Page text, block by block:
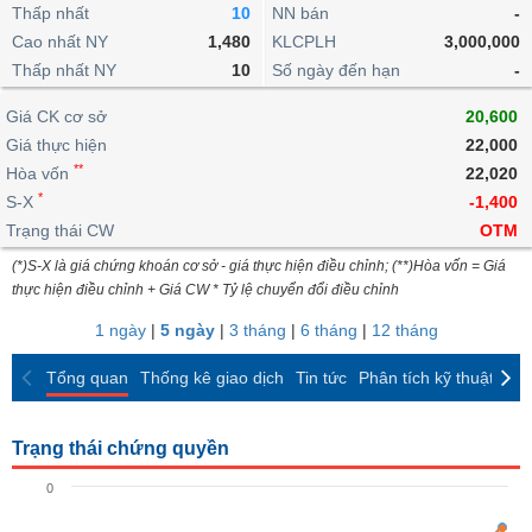
lỗ
dịch
nội
Niên
giám
Tài
liệu
cổ
Định
giá
ngoài
doanh
Top
cổ
phiếu
ngành
giao
dịch
dịch
Chứng
quyền
quan
Thống
giao
dịch
Thống
giao
dịch
Tin
tức
Phân
tích
kỹ
thuật
trực
tuyến
Bộ
lọc
cổ
So
sánh
Báo
cáo
Vĩ
mô
lai
Chứng
quyền
Trái
phiếu
IR
Awards
tạo
Dịch
vụ
Thấp nhất
10
Cao nhất NY
1,480
Thấp nhất NY
10
NN bán
-
KLCPLH
3,000,000
Số ngày đến hạn
-
Giá CK cơ sở
20,600
Giá thực hiện
22,000
Hòa vốn **
22,020
S-X *
-1,400
Trạng thái CW
OTM
(*)S-X là giá chứng khoán cơ sở - giá thực hiện điều chỉnh; (**)Hòa vốn = Giá
thực hiện điều chỉnh + Giá CW * Tỷ lệ chuyển đổi điều chỉnh
1 ngày| 5 ngày| 3 tháng | 6 tháng | 12 tháng
Tổng quan Thống kê giao dịch Tin tức Phân tích kỹ thuật
Trạng thái chứng quyền
0
BẤT
ĐỘNG
SẢN
TÀI
CHÍNH
HÀNG
KINH